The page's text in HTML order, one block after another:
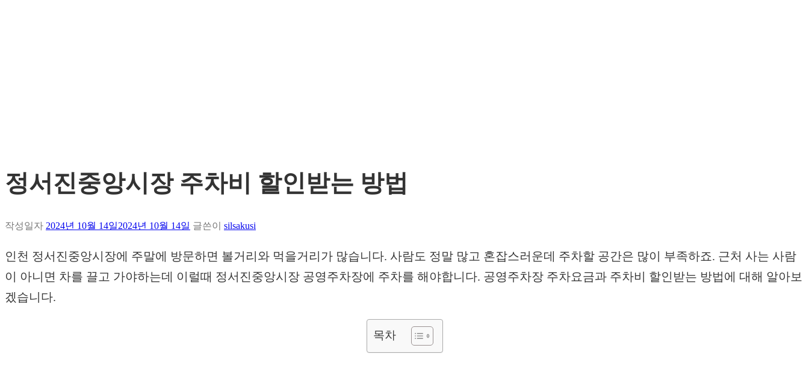
정서진중앙시장 주차비 할인받는 방법
작성일자 2024년 10월 14일2024년 10월 14일 글쓴이 silsakusi
인천 정서진중앙시장에 주말에 방문하면 볼거리와 먹을거리가 많습니다. 사람도 정말 많고 혼잡스러운데 주차할 공간은 많이 부족하죠. 근처 사는 사람
이 아니면 차를 끌고 가야하는데 이럴때 정서진중앙시장 공영주차장에 주차를 해야합니다. 공영주차장 주차요금과 주차비 할인받는 방법에 대해 알아보
겠습니다.
목차